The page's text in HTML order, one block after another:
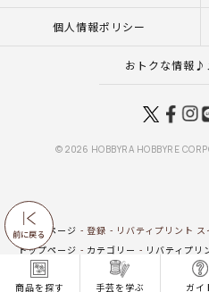
商品を探す 手芸を学ぶ ガイ
前に戻る
個人情報ポリシー
おトクな情報♪
© 2026 HOBBYRA HOBBYRE
トップページ 登録
リバティプリント
トップページ
カテゴリー リバティプリ
トップページ
新商品 生地一覧
リ
トップページ
生地 リバティプリント（